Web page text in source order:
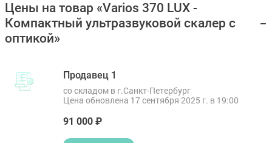
Цены на товар «Varios 370 LUX -
Компактный ультразвуковой скалер с
оптикой»
Продавец 1
со складом в г.Санкт-Петербург
Цена обновлена 17 сентября 2025 г. в 19:00
91 000 ₽